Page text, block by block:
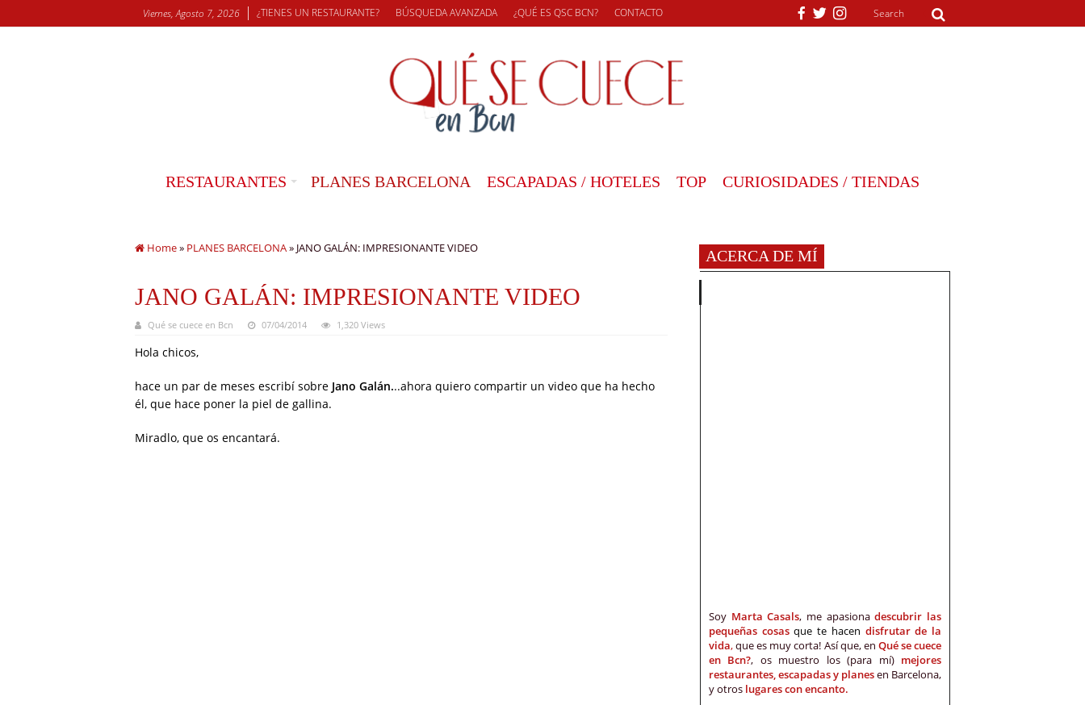
Viernes, Agosto 7, 2026 ¿TIENES UN RESTAURANTE? BÚSQUEDA AVANZADA ¿QUÉ ES QSC BCN? CONTACTO
RESTAURANTES PLANES BARCELONA ESCAPADAS / HOTELES TOP CURIOSIDADES / TIENDAS
Home» PLANES BARCELONA» JANO GALÁN: IMPRESIONANTE VIDEO
JANO GALÁN: IMPRESIONANTE VIDEO
Qué se cuece en Bcn 07/04/2014 1,320 Views
Hola chicos,
hace un par de meses escribí sobre Jano Galán...ahora quiero compartir un video que ha hecho
él, que hace poner la piel de gallina.
Miradlo, que os encantará.
ACERCA DE MÍ
Soy Marta Casals, me apasionadescubrir las
pequeñas cosasque te hacen disfrutar de la
vida,que es muy corta! Así que, en Qué se cuece
en Bcn?, os muestro los (para mí) mejores
restaurantes, escapadas y planesen Barcelona,
y otros lugares con encanto.